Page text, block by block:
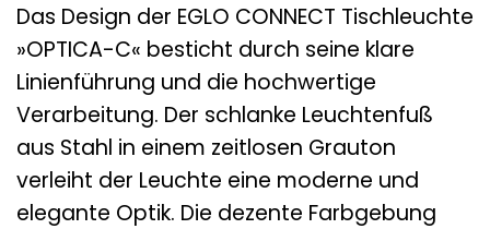
Das Design der EGLO CONNECT Tischleuchte
»OPTICA-C« besticht durch seine klare
Linienführung und die hochwertige
Verarbeitung. Der schlanke Leuchtenfuß
aus Stahl in einem zeitlosen Grauton
verleiht der Leuchte eine moderne und
elegante Optik. Die dezente Farbgebung